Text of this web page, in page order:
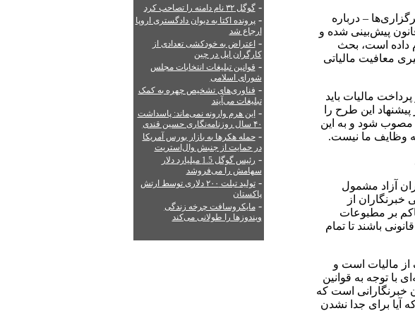
-گوگل ۳۲ نام دامنه را تصاحب کرد
-پرونده اکتا به دیوان دادگستری اروپا
ارجاع شد
- اعتراض به خودکشی تعدادی از
کارگران اپل در چین
- قوانین تبلیغات انتخابات مجلس
شورای اسلامی
- فناوری‌های تشخیص چهره به کمک
تبلیغات می‌آیند
-این هرم وارونه نمی‌ماند: پاسداشت
۴۰ سال روزنامه‌نگاری حسین قندی
-حمله هکرها به بازار بورس آمریکا
در حمایت از جنبش وال‌استریت
-
رئیس گوگل 1.5 میلیارد دلار
سهامش را می‌فروشد
-
تولید تبلت ۲۰۰ دلاری توسط ارتش
پاکستان
-مایکروسافت چرخه زندگی
ویندوزها را طولانی می‌کند
– درباره
پیش‌بینی شده و
داده است، بحث
معافیت مالیاتی
مالیات باید
این طرح را
شود و به این
وظایف ما نیست.
آزاد مشمول
خبرنگاران از
بر مطبوعات
باشند تا تمام
از مالیات است و
با توجه به قوانین
خبرنگارانی است که
آیا برای جدا نشدن